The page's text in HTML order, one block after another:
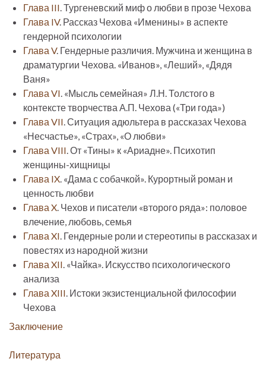
Глава III. Тургеневский миф о любви в прозе Чехова
Глава IV. Рассказ Чехова «Именины» в аспекте
гендерной психологии
Глава V. Гендерные различия. Мужчина и женщина в
драматургии Чехова. «Иванов», «Леший», «Дядя
Ваня»
Глава VI. «Мысль семейная» Л.Н. Толстого в
контексте творчества А.П. Чехова («Три года»)
Глава VII. Ситуация адюльтера в рассказах Чехова
«Несчастье», «Страх», «О любви»
Глава VIII. От «Тины» к «Ариадне». Психотип
женщины-хищницы
Глава IX. «Дама с собачкой». Курортный роман и
ценность любви
Глава X. Чехов и писатели «второго ряда»: половое
влечение, любовь, семья
Глава XI. Гендерные роли и стереотипы в рассказах и
повестях из народной жизни
Глава XII. «Чайка». Искусство психологического
анализа
Глава XIII. Истоки экзистенциальной философии
Чехова
Заключение
Литература